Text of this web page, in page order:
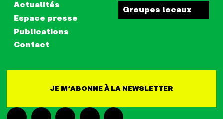
Actualités
Espace presse
Publications
Contact
Groupes locaux
JE M‘ABONNE À LA NEWSLETTER